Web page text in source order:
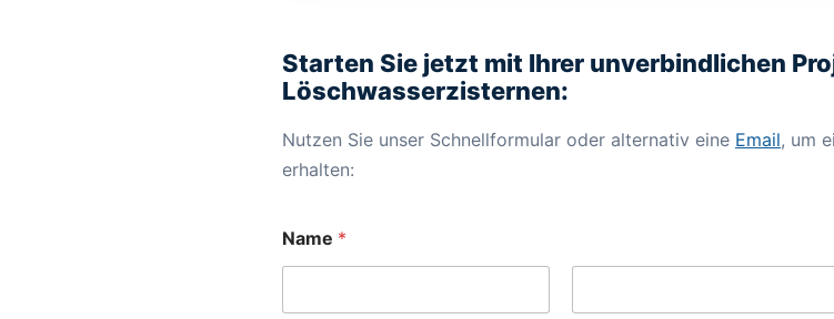
Starten Sie jetzt mit Ihrer unverbindlichen
Löschwasserzisternen:
Nutzen Sie unser Schnellformular oder alternativ eine Email, um
erhalten:
Name *